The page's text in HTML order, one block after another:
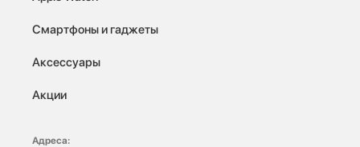
Смартфоны и гаджеты
Аксессуары
Акции
Адреса: